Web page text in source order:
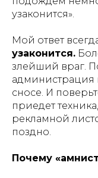
узаконится».
Мой ответ
узаконится.
злейший враг.
администрация
сносе. И
приедет
рекламной
поздно.
Почему